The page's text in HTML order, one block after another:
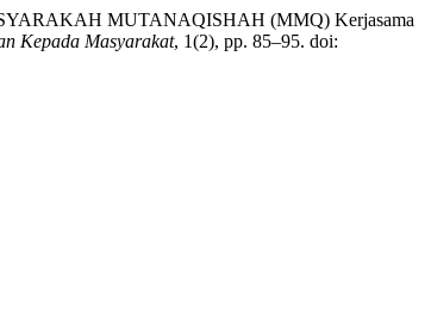
MUTANAQISHAH (MMQ) Kerjasama
Kepada Masyarakat, 1(2), pp. 85–95. doi: